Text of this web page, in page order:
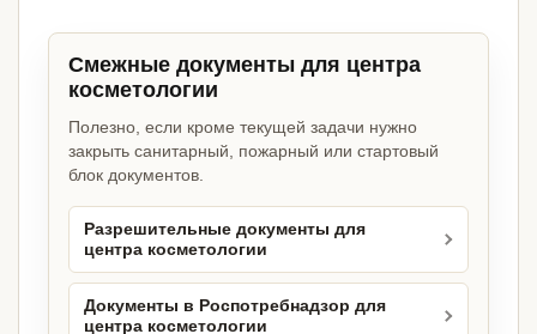
Смежные документы для центра
косметологии
Полезно, если кроме текущей задачи нужно
закрыть санитарный, пожарный или стартовый
блок документов.
Разрешительные документы для
центра косметологии
Документы в Роспотребнадзор для
центра косметологии